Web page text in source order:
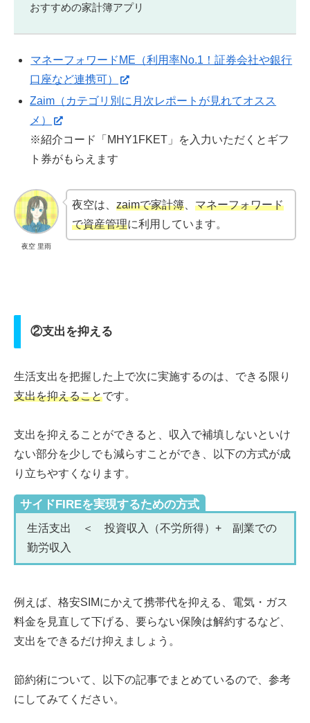
おすすめの家計簿アプリ
マネーフォワードME（利用率No.1！証券会社や銀行
口座など連携可）
Zaim（カテゴリ別に月次レポートが見れてオスス
メ）
※紹介コード「MHY1FKET」を入力いただくとギフ
ト券がもらえます
夜空 里雨
夜空は、zaimで家計簿 、マネーフォワード
で資産管理に利用しています。
②支出を抑える
生活支出を把握した上で次に実施するのは、できる限り
支出を抑えることです。
支出を抑えることができると、収入で補填しないといけ
ない部分を少しでも減らすことができ、以下の方式が成
り立ちやすくなります。
サイドFIREを実現するための方式
生活支出 ＜ 投資収入（不労所得）+ 副業での
勤労収入
例えば、格安SIMにかえて携帯代を抑える、電気・ガス
料金を見直して下げる、要らない保険は解約するなど、
支出をできるだけ抑えましょう。
節約術について、以下の記事でまとめているので、参考
にしてみてください。